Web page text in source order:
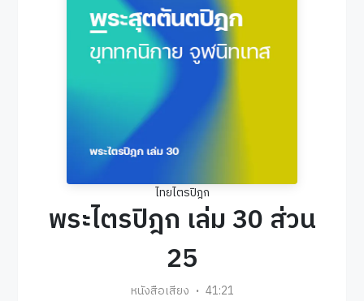
ไทยไตรปิฎก
พระไตรปิฎก เล่ม 30 ส่วน
25
หนังสือเสียง 41:21